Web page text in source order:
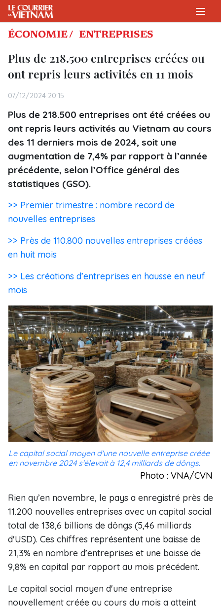
ÉCONOMIE / ENTREPRISES
Plus de 218.500 entreprises créées ou
ont repris leurs activités en 11 mois
07/12/2024 20:15
Plus de 218.500 entreprises ont été créées ou
ont repris leurs activités au Vietnam au cours
des 11 derniers mois de 2024, soit une
augmentation de 7,4% par rapport à l’année
précédente, selon l’Office général des
statistiques (GSO).
>> Premier trimestre : nombre record de
nouvelles entreprises
>> Près de 110.800 nouvelles entreprises créées
en huit mois
>> Les créations d’entreprises en hausse en neuf
mois
Le capital social moyen d'une nouvelle entreprise créée
en novembre 2024 s'élevait à 12,4 milliards de dôngs.
Photo : VNA/CVN
Rien qu’en novembre, le pays a enregistré près de
11.200 nouvelles entreprises avec un capital social
total de 138,6 billions de dôngs (5,46 milliards
d'USD). Ces chiffres représentent une baisse de
21,3% en nombre d’entreprises et une baisse de
9,8% en capital par rapport au mois précédent.
Le capital social moyen d'une entreprise
nouvellement créée au cours du mois a atteint